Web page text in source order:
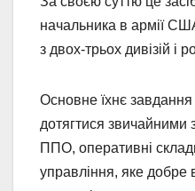
начальника в армії
з двох-трьох дивізій і
Основне їхнє
дотягтися звичайними
ППО, оперативні
управління, яке добре